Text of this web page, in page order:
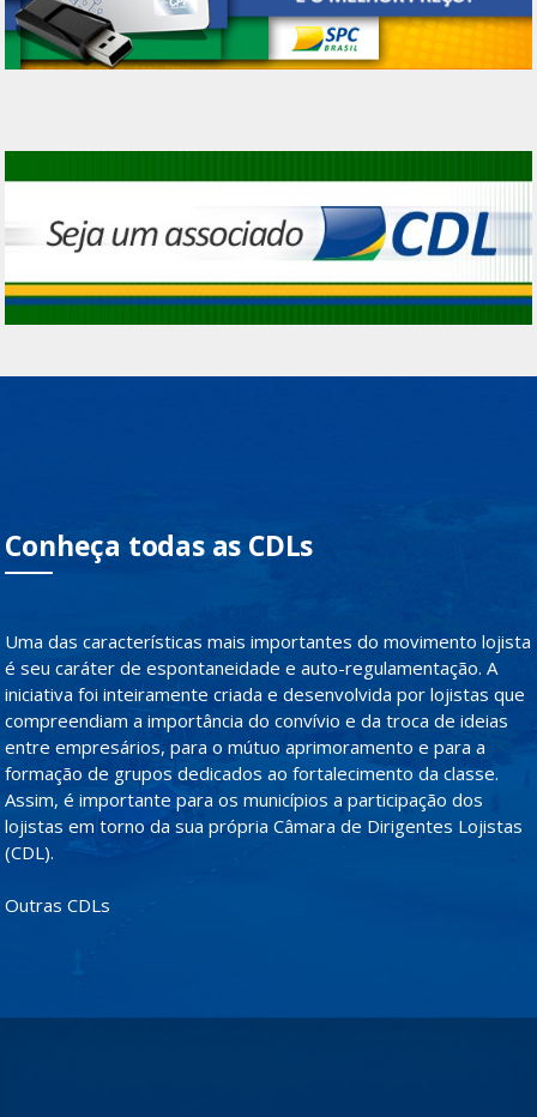
Conheça todas as CDLs
Uma das características mais importantes do movimento lojista
é seu caráter de espontaneidade e auto-regulamentação. A
iniciativa foi inteiramente criada e desenvolvida por lojistas que
compreendiam a importância do convívio e da troca de ideias
entre empresários, para o mútuo aprimoramento e para a
formação de grupos dedicados ao fortalecimento da classe.
Assim, é importante para os municípios a participação dos
lojistas em torno da sua própria Câmara de Dirigentes Lojistas
(CDL).
Outras CDLs